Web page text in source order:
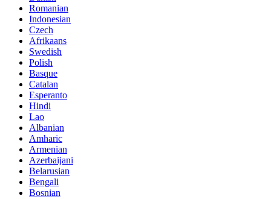
Romanian
Indonesian
Czech
Afrikaans
Swedish
Polish
Basque
Catalan
Esperanto
Hindi
Lao
Albanian
Amharic
Armenian
Azerbaijani
Belarusian
Bengali
Bosnian